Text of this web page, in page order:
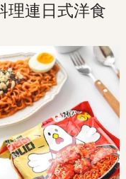
理連日式洋食